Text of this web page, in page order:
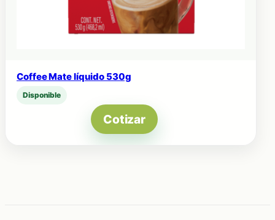
Coffee Mate líquido 530g
Disponible
Cotizar